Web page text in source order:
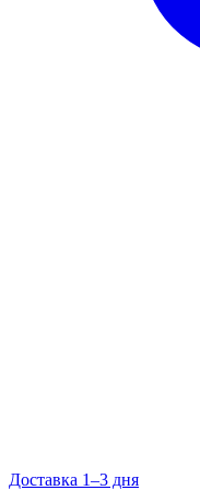
Доставка 1–3 дня